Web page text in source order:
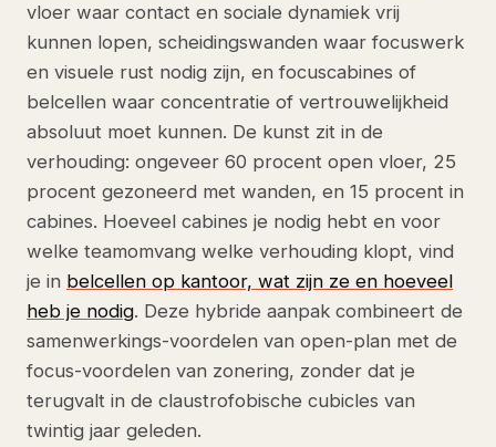
vloer waar contact en sociale dynamiek vrij
kunnen lopen, scheidingswanden waar focuswerk
en visuele rust nodig zijn, en focuscabines of
belcellen waar concentratie of vertrouwelijkheid
absoluut moet kunnen. De kunst zit in de
verhouding: ongeveer 60 procent open vloer, 25
procent gezoneerd met wanden, en 15 procent in
cabines. Hoeveel cabines je nodig hebt en voor
welke teamomvang welke verhouding klopt, vind
je in belcellen op kantoor, wat zijn ze en hoeveel
heb je nodig. Deze hybride aanpak combineert de
samenwerkings-voordelen van open-plan met de
focus-voordelen van zonering, zonder dat je
terugvalt in de claustrofobische cubicles van
twintig jaar geleden.